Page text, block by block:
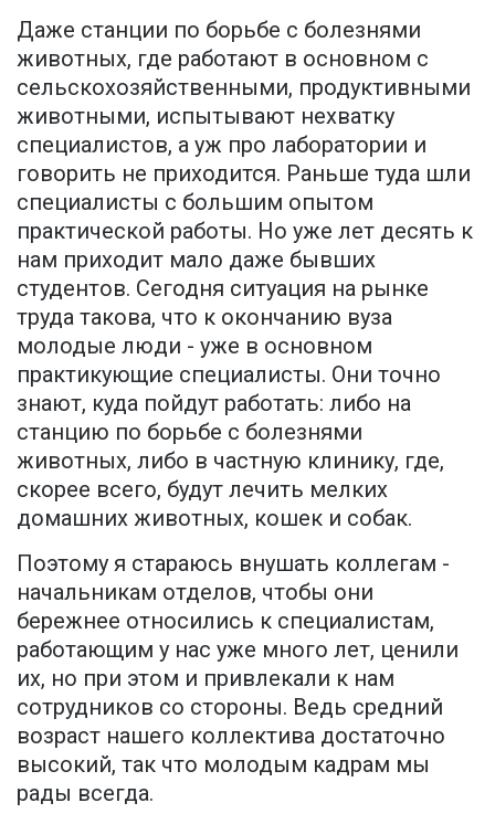
Даже станции по борьбе с болезнями
животных, где работают в основном с
сельскохозяйственными, продуктивными
животными, испытывают нехватку
специалистов, а уж про лаборатории и
говорить не приходится. Раньше туда шли
специалисты с большим опытом
практической работы. Но уже лет десять к
нам приходит мало даже бывших
студентов. Сегодня ситуация на рынке
труда такова, что к окончанию вуза
молодые люди - уже в основном
практикующие специалисты. Они точно
знают, куда пойдут работать: либо на
станцию по борьбе с болезнями
животных, либо в частную клинику, где,
скорее всего, будут лечить мелких
домашних животных, кошек и собак.
Поэтому я стараюсь внушать коллегам -
начальникам отделов, чтобы они
бережнее относились к специалистам,
работающим у нас уже много лет, ценили
их, но при этом и привлекали к нам
сотрудников со стороны. Ведь средний
возраст нашего коллектива достаточно
высокий, так что молодым кадрам мы
рады всегда.